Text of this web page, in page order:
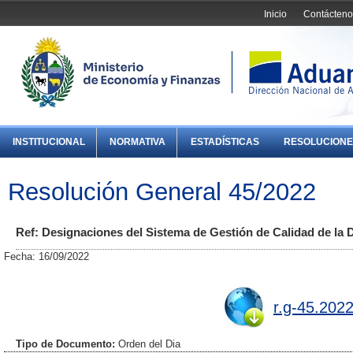
Inicio
INSTITUCIONAL NORMATIVA ESTADÍSTICAS
Resolución General 45/2022
Ref: Designaciones del Sistema de Gestión de Calidad de la
Fecha: 16/09/2022
r.g-
Tipo de Documento: Orden del Dia